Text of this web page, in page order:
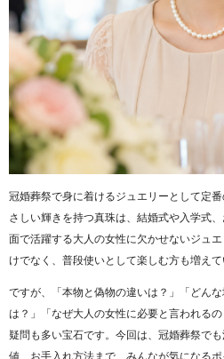
冠婚葬祭で身に着けるジュエリーとして定
さしい輝きを持つ真珠は、結婚式や入学式
面で活躍する大人の女性に欠かせないジュ
けでなく、普段使いとして楽しむ方も増えて
ですが、「本物と偽物の違いは？」「どん
は？」「なぜ大人の女性に必要と言われる
疑問も多い宝石です。今回は、冠婚葬祭で
値、お手入れ方法まで、みんなが気になる